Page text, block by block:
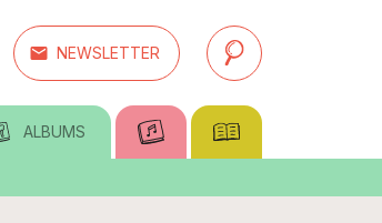
email NEWSLETTER
ALBUMS
search